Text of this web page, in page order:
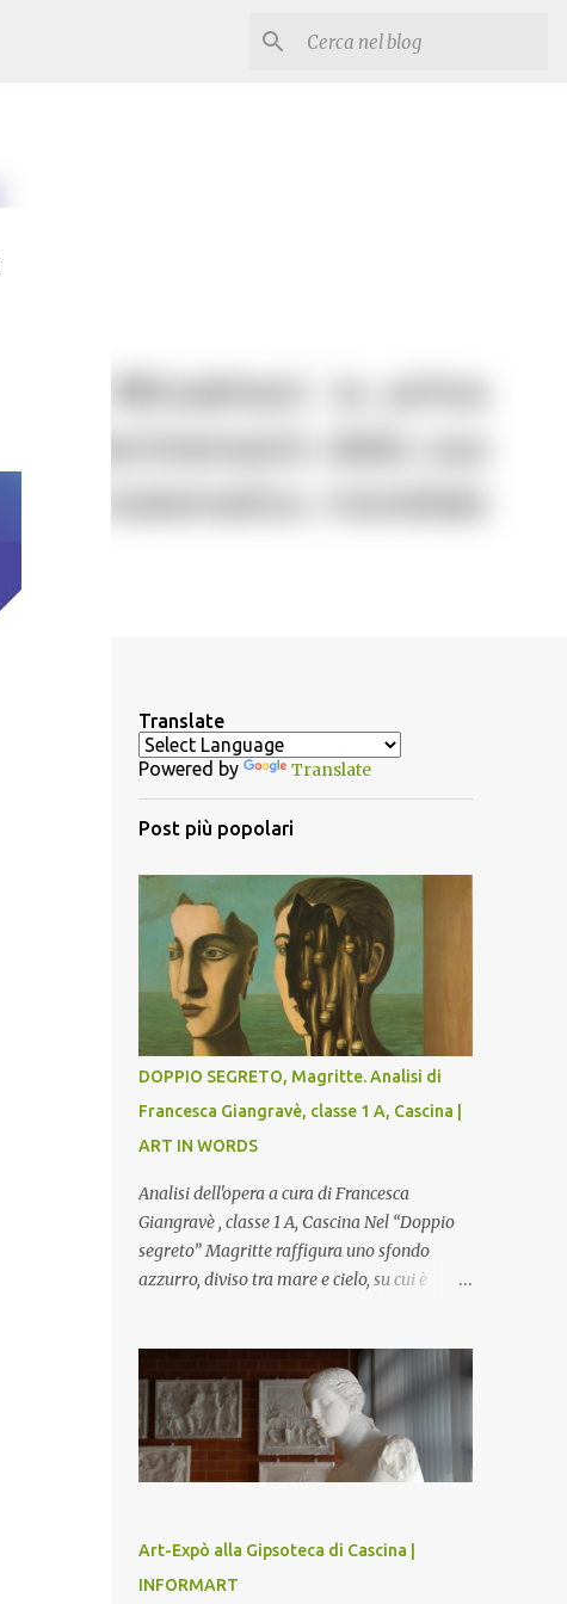
Translate
Powered by Translate
Post più popolari
DOPPIO SEGRETO, Magritte. Analisi di
Francesca Giangravè, classe 1 A, Cascina |
ART IN WORDS
Analisi dell'opera a cura di Francesca
Giangravè , classe 1 A, Cascina Nel “Doppio
segreto” Magritte raffigura uno sfondo
azzurro, diviso tra mare e cielo, su cui è
testa è quasi uno strappo o un taglio, scopre
sulla destra l’interno del corpo: non organi
umani, ma una materia metallica, fatta di
cilindri e sfere, un motivo che Magritte
propone frequentemente nelle sue opere,
minaccioso, come se si trattasse di un
qualcosa di malinconico, sia per il colore che
per la consistenza del materiale. L’enigma
Art-Expò alla Gipsoteca di Cascina |
INFORMART